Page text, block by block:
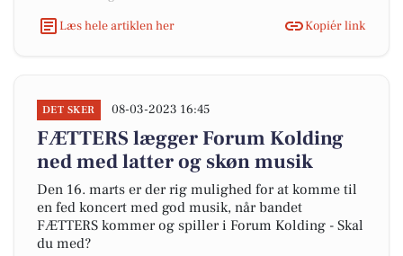
Læs hele artiklen her
Kopiér link
DET SKER 08-03-2023 16:45
FÆTTERS lægger Forum Kolding
ned med latter og skøn musik
Den 16. marts er der rig mulighed for at komme til
en fed koncert med god musik, når bandet
FÆTTERS kommer og spiller i Forum Kolding - Skal
du med?